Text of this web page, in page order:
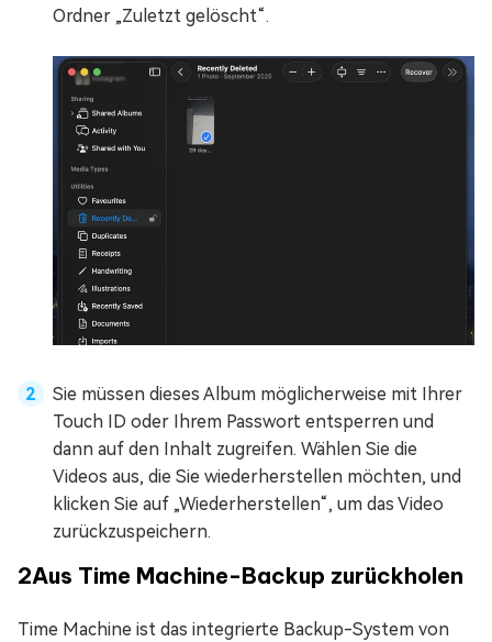
Ordner „Zuletzt gelöscht“.
Sie müssen dieses Album möglicherweise mit Ihrer
Touch ID oder Ihrem Passwort entsperren und
dann auf den Inhalt zugreifen. Wählen Sie die
Videos aus, die Sie wiederherstellen möchten, und
klicken Sie auf „Wiederherstellen“, um das Video
zurückzuspeichern.
2Aus Time Machine-Backup zurückholen
Time Machine ist das integrierte Backup-System von